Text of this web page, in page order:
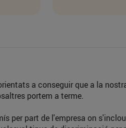
a conseguir que a la
portem a terme.
per part de l'empresa on